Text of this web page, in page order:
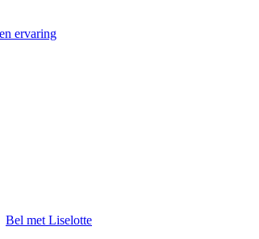
ervaring
Bel met Liselotte